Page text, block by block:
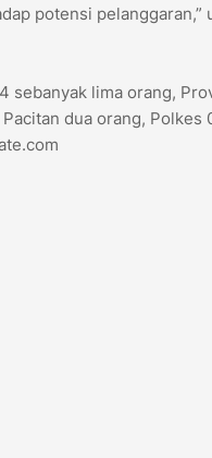
potensi pelanggaran,”
lima orang,
dua orang, Polkes